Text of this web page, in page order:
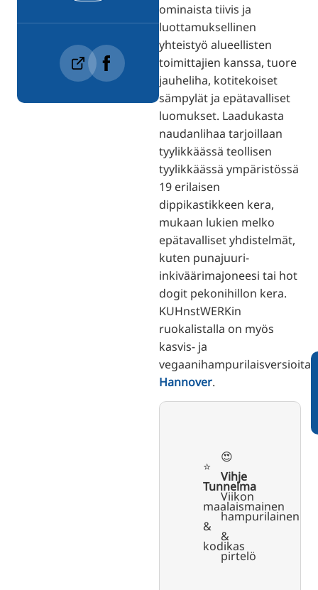
ominaista tiivis ja
luottamuksellinen
yhteistyö alueellisten
toimittajien kanssa, tuore
jauheliha, kotitekoiset
sämpylät ja epätavalliset
luomukset. Laadukasta
naudanlihaa tarjoillaan
tyylikkäässä teollisen
tyylikkäässä ympäristössä
19 erilaisen
dippikastikkeen kera,
mukaan lukien melko
epätavalliset yhdistelmät,
kuten punajuuri-
inkiväärimajoneesi tai hot
dogit pekonihillon kera.
KUHnstWERKin
ruokalistalla on myös
kasvis- ja
vegaanihampurilaisversioita.
Hannover.
⭐️
Tunnelma
maalaismainen
&
kodikas
😍
Vihje
Viikon
hampurilainen
&
pirtelö